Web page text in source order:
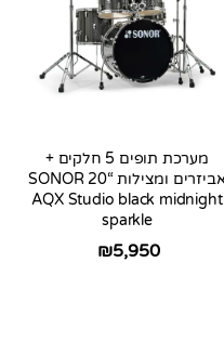
מערכת תופים 5 חלקים +
אביזרים ומצילות “20 SONOR
AQX Studio black midnight
sparkle
₪5,950